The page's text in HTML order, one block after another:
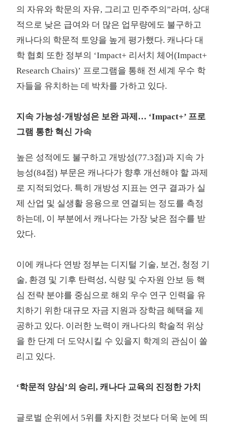
의 자유와 학문의 자유, 그리고 민주주의”라며, 상대
적으로 낮은 급여와 더 많은 업무량에도 불구하고
캐나다의 학문적 토양을 높게 평가했다. 캐나다 대
학 협회 또한 정부의 ‘Impact+ 리서치 체어(Impact+
Research Chairs)’ 프로그램을 통해 전 세계 우수 학
자들을 유치하는 데 박차를 가하고 있다.
지속 가능성·개방성은 보완 과제… ‘Impact+’ 프로
그램 통한 혁신 가속
높은 성적에도 불구하고 개방성(77.3점)과 지속 가
능성(84점) 부문은 캐나다가 향후 개선해야 할 과제
로 지적되었다. 특히 개방성 지표는 연구 결과가 실
제 산업 및 실생활 응용으로 연결되는 정도를 측정
하는데, 이 부분에서 캐나다는 가장 낮은 점수를 받
았다.
이에 캐나다 연방 정부는 디지털 기술, 보건, 청정 기
술, 환경 및 기후 탄력성, 식량 및 수자원 안보 등 핵
심 전략 분야를 중심으로 해외 우수 연구 인력을 유
치하기 위한 대규모 자금 지원과 장학금 혜택을 제
공하고 있다. 이러한 노력이 캐나다의 학술적 위상
을 한 단계 더 도약시킬 수 있을지 학계의 관심이 쏠
리고 있다.
‘학문적 양심’의 승리, 캐나다 교육의 진정한 가치
글로벌 순위에서 5위를 차지한 것보다 더욱 눈에 띄